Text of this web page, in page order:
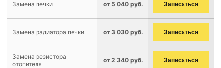
Замена печки от 5 040 руб. Записаться
Замена радиатора печки от 3 030 руб. Записаться
Замена резистора
отопителя
от 2 340 руб. Записаться